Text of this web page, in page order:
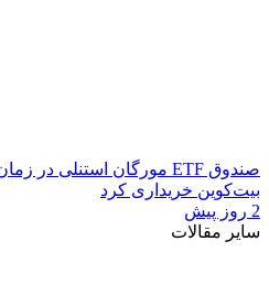
بیت‌کوین خریداری کرد
2 روز پیش
سایر مقالات